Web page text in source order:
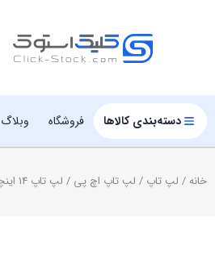
دسته‌بندی کالاها فروشگاه وبلاگ
خانه/ لپ تاپ / لپ تاپ اچ پی / لپ تاپ 14 اینچی اچ پی مدل Probook 640 G5 I5-8265u 8GB 256SSD